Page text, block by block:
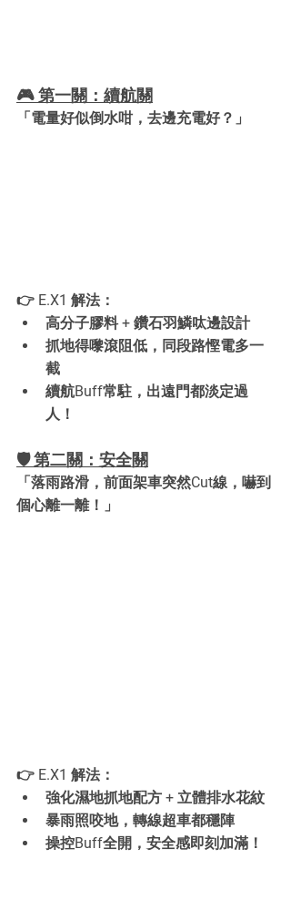
🎮 第一關：續航關
「電量好似倒水咁，去邊充電好？」
👉 E.X1 解法：
高分子膠料 + 鑽石羽鱗呔邊設計
抓地得嚟滾阻低，同段路慳電多一
截
續航Buff常駐，出遠門都淡定過
人！
🛡️ 第二關：安全關
「落雨路滑，前面架車突然Cut線，嚇到
個心離一離！」
👉 E.X1 解法：
強化濕地抓地配方 + 立體排水花紋
暴雨照咬地，轉線超車都穩陣
操控Buff全開，安全感即刻加滿！